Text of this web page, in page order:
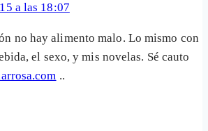
a las 18:07
no hay alimento malo. Lo mismo con
el sexo, y mis novelas. Sé cauto
..